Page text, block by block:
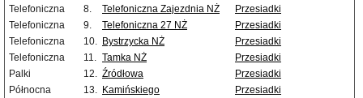
Telefoniczna
8. Telefoniczna Zajezdnia NŻ
Przesiadki
Telefoniczna
9. Telefoniczna 27 NŻ
Przesiadki
Telefoniczna
10. Bystrzycka NŻ
Przesiadki
Telefoniczna
11. Tamka NŻ
Przesiadki
Palki
12. Źródłowa
Przesiadki
Północna
13. Kamińskiego
Przesiadki